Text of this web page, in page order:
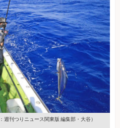
：週刊つりニュース関東版 編集部・大谷）